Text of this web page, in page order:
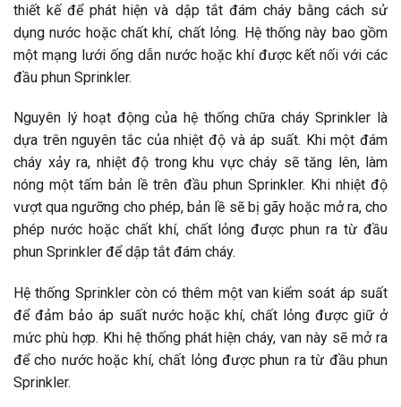
thiết kế để phát hiện và dập tắt đám cháy bằng cách sử
dụng nước hoặc chất khí, chất lỏng. Hệ thống này bao gồm
một mạng lưới ống dẫn nước hoặc khí được kết nối với các
đầu phun Sprinkler.
Nguyên lý hoạt động của hệ thống chữa cháy Sprinkler là
dựa trên nguyên tắc của nhiệt độ và áp suất. Khi một đám
cháy xảy ra, nhiệt độ trong khu vực cháy sẽ tăng lên, làm
nóng một tấm bản lề trên đầu phun Sprinkler. Khi nhiệt độ
vượt qua ngưỡng cho phép, bản lề sẽ bị gãy hoặc mở ra, cho
phép nước hoặc chất khí, chất lỏng được phun ra từ đầu
phun Sprinkler để dập tắt đám cháy.
Hệ thống Sprinkler còn có thêm một van kiểm soát áp suất
để đảm bảo áp suất nước hoặc khí, chất lỏng được giữ ở
mức phù hợp. Khi hệ thống phát hiện cháy, van này sẽ mở ra
để cho nước hoặc khí, chất lỏng được phun ra từ đầu phun
Sprinkler.